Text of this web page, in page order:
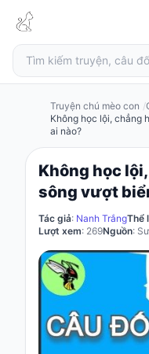
chú
mèo
con
Đăng
Đăng
Đăng
ký
Truyện
Truyện chú mèo con
Không học lội, chẳng
ai nào?
Không học
sông vượt
Tác giả: Nanh TrắngThể
Lượt xem: 269Nguồn: